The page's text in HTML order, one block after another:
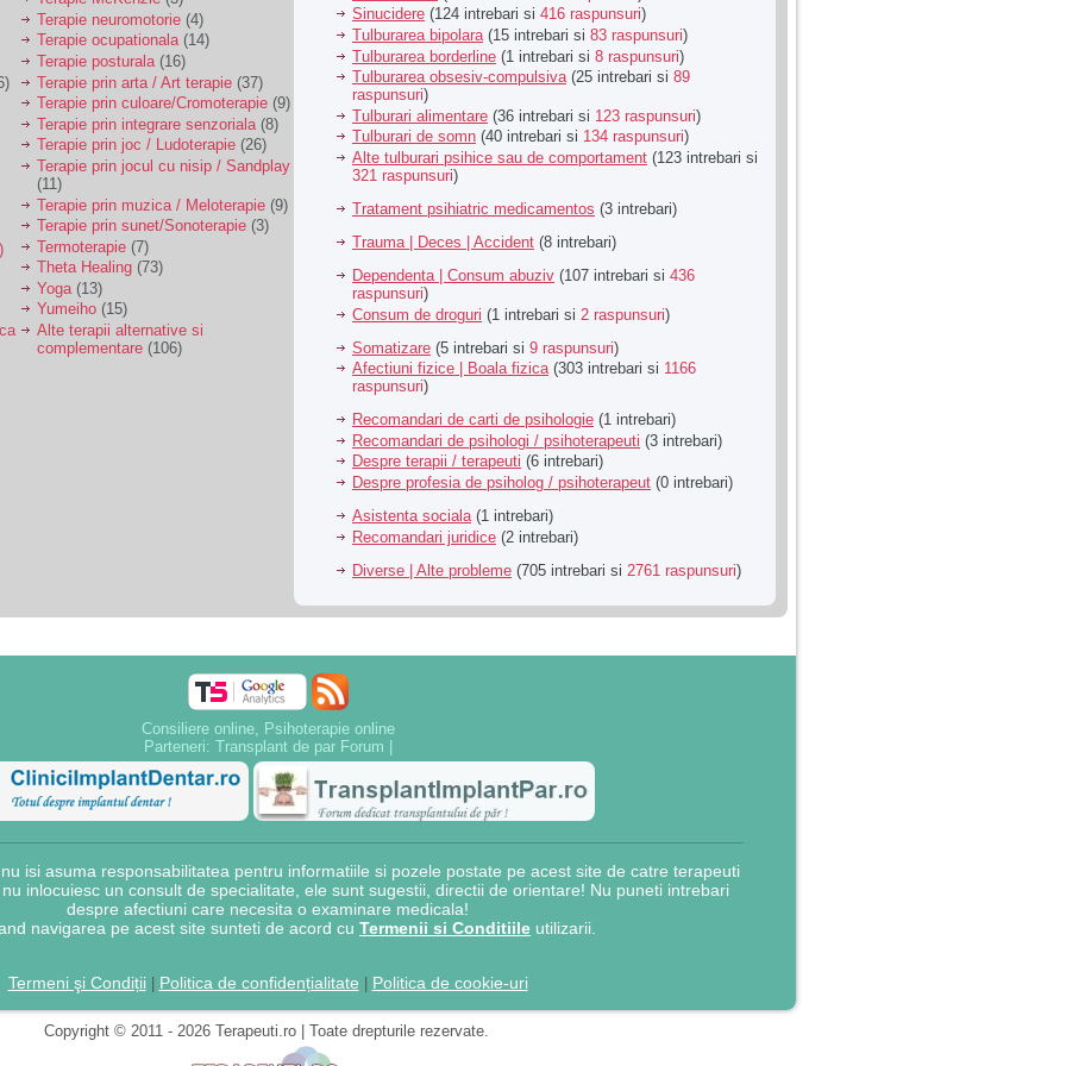
Terapie neuromotorie (4)
Terapie ocupationala(14)
Terapie posturala (16)
Terapie prin arta / Art terapie (37)
Terapie prin culoare/Cromoterapie (9)
Terapie prin integrare senzoriala (8)
Terapie prin joc / Ludoterapie (26)
Terapie prin jocul cu nisip / Sandplay
(11)
Terapie prin muzica / Meloterapie (9)
Terapie prin sunet/Sonoterapie (3)
Termoterapie (7)
Theta Healing (73)
Yoga (13)
Yumeiho (15)
Alte terapii alternative si
complementare (106)
Sinucidere (124 intrebari si 416 raspunsuri)
Tulburarea bipolara(15 intrebari si 83 raspunsuri)
Tulburarea borderline (1 intrebari si 8 raspunsuri)
Tulburarea obsesiv-compulsiva(25 intrebari si 89
raspunsuri)
Tulburari alimentare (36 intrebari si 123 raspunsuri)
Tulburari de somn (40 intrebari si 134 raspunsuri)
Alte tulburari psihice sau de comportament (123 intrebari si
321 raspunsuri)
Tratament psihiatric medicamentos (3 intrebari)
Trauma | Deces | Accident (8 intrebari)
Dependenta | Consum abuziv (107 intrebari si 436
raspunsuri)
Consum de droguri (1 intrebari si 2 raspunsuri)
Somatizare (5 intrebari si 9 raspunsuri)
Afectiuni fizice | Boala fizica(303 intrebari si 1166
raspunsuri)
Recomandari de carti de psihologie (1 intrebari)
Recomandari de psihologi / psihoterapeuti (3 intrebari)
Despre terapii / terapeuti (6 intrebari)
Despre profesia de psiholog / psihoterapeut (0 intrebari)
Asistenta sociala (1 intrebari)
Recomandari juridice (2 intrebari)
Diverse | Alte probleme (705 intrebari si 2761 raspunsuri)
Consiliere online, Psihoterapie online
Parteneri: Transplant de par Forum
isi asuma responsabilitatea pentru informatiile si pozele postate pe acest site de catre terapeuti
inlocuiesc un consult de specialitate, ele sunt sugestii, directii de orientare! Nu puneti intrebari
despre afectiuni care necesita o examinare medicala!
navigarea pe acest site sunteti de acord cu Termenii si Conditiile utilizarii.
Termeni şi Condiții| Politica de confidențialitate Politica de cookie-uri
Copyright © 2011 - 2026 Terapeuti.ro | Toate drepturile rezervate.